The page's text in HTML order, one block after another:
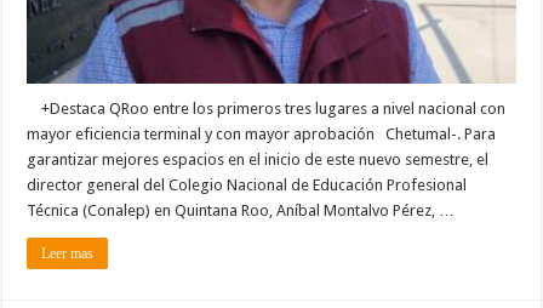
+Destaca QRoo entre los primeros tres lugares a nivel nacional con
mayor eficiencia terminal y con mayor aprobación Chetumal-. Para
garantizar mejores espacios en el inicio de este nuevo semestre, el
director general del Colegio Nacional de Educación Profesional
Técnica (Conalep) en Quintana Roo, Aníbal Montalvo Pérez, …
Leer mas